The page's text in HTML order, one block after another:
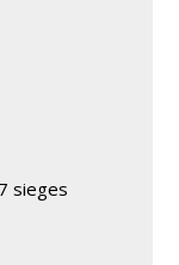
sieges